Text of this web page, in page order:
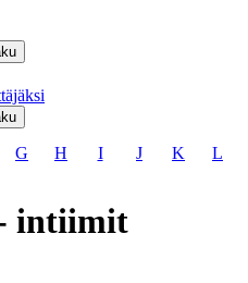
G H I J K L
intiimit